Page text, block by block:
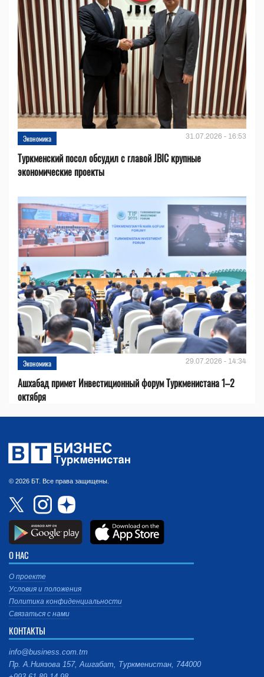
Экономика 31.07.2026 - 16:53
Туркменский посол обсудил с главой JBIC крупные
экономические проекты
Экономика 29.07.2026 - 14:34
Ашхабад примет Инвестиционный форум Туркменистана 1–2
октября
© 2026 БТ. Все права защищены.
О НАС
О проекте
Условия и положения
Политика конфиденциальности
Связаться с нами
КОНТАКТЫ
info@business.com.tm
Пр. А.Ниязова 157, Ашгабат, Туркменистан, 744000